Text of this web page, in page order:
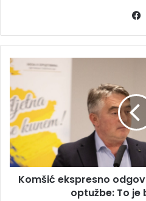
Komšić
ekspresno
odgovorio
na
Konakovićeve
optužbe:
To
je
bolesna
laž!Komšić ekspresno
optužbe: To je